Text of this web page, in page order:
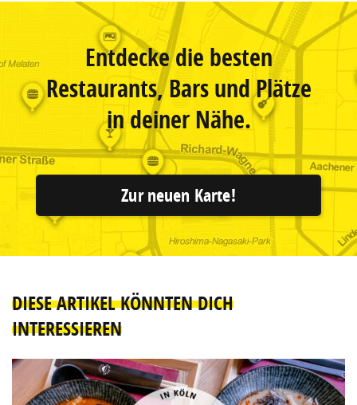
Entdecke die besten
Restaurants, Bars und Plätze
in deiner Nähe.
Zur neuen Karte!
DIESE ARTIKEL KÖNNTEN DICH
INTERESSIEREN